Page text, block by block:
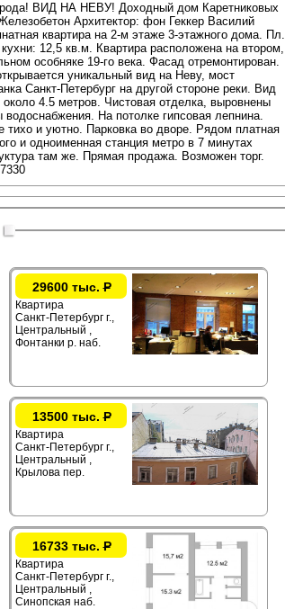
ВИД НА НЕВУ! Доходный дом Каретниковых
Архитектор: фон Геккер Василий
квартира на 2-м этаже 3-этажного дома. Пл.
12,5 кв.м. Квартира расположена на втором,
особняке 19-го века. Фасад отремонтирован.
уникальный вид на Неву, мост
Санкт-Петербург на другой стороне реки. Вид
4.5 метров. Чистовая отделка, выровнены
На потолке гипсовая лепнина.
тихо и уютно. Парковка во дворе. Рядом платная
и одноименная станция метро в 7 минутах
там же. Прямая продажа. Возможен торг.
29600 тыс.Р
Квартира
Санкт-Петербург г.,
Центральный ,
Фонтанки р. наб.
13500 тыс.Р
Квартира
Санкт-Петербург г.,
Центральный ,
Крылова пер.
16733 тыс.Р
Квартира
Санкт-Петербург г.,
Центральный ,
Синопская наб.